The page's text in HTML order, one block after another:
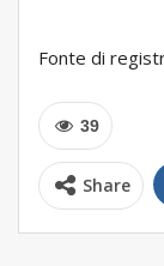
Fonte di
39
Share